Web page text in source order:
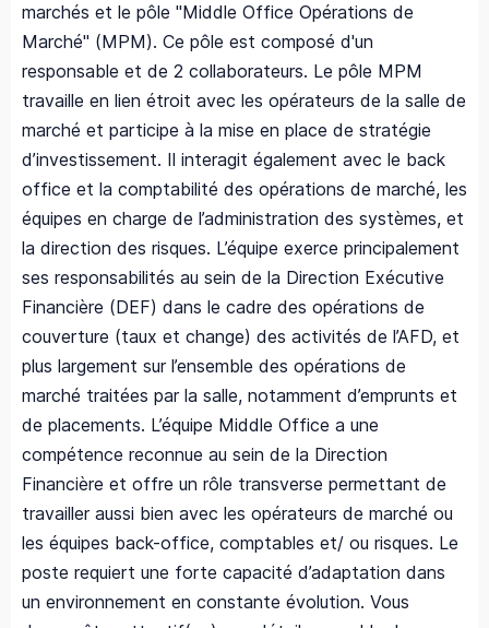
marchés et le pôle "Middle Office Opérations de
Marché" (MPM). Ce pôle est composé d'un
responsable et de 2 collaborateurs. Le pôle MPM
travaille en lien étroit avec les opérateurs de la salle de
marché et participe à la mise en place de stratégie
d’investissement. Il interagit également avec le back
office et la comptabilité des opérations de marché, les
équipes en charge de l’administration des systèmes, et
la direction des risques. L’équipe exerce principalement
ses responsabilités au sein de la Direction Exécutive
Financière (DEF) dans le cadre des opérations de
couverture (taux et change) des activités de l’AFD, et
plus largement sur l’ensemble des opérations de
marché traitées par la salle, notamment d’emprunts et
de placements. L’équipe Middle Office a une
compétence reconnue au sein de la Direction
Financière et offre un rôle transverse permettant de
travailler aussi bien avec les opérateurs de marché ou
les équipes back-office, comptables et/ ou risques. Le
poste requiert une forte capacité d’adaptation dans
un environnement en constante évolution. Vous